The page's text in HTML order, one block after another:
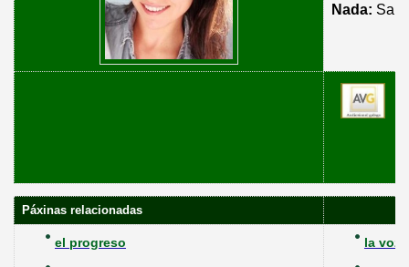
Nada:
Páxinas relacionadas
el progreso la voz